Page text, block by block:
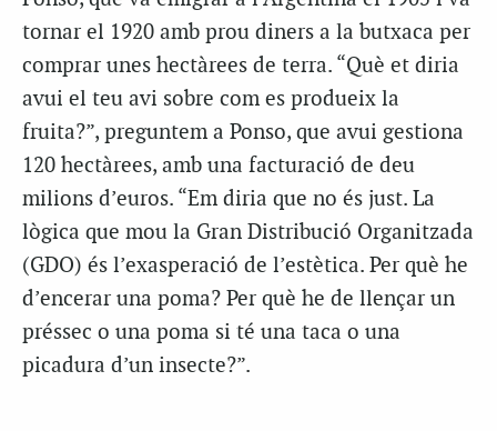
tornar el 1920 amb prou diners a la butxaca per
comprar unes hectàrees de terra. “Què et diria
avui el teu avi sobre com es produeix la
fruita?”, preguntem a Ponso, que avui gestiona
120 hectàrees, amb una facturació de deu
milions d’euros. “Em diria que no és just. La
lògica que mou la Gran Distribució Organitzada
(GDO) és l’exasperació de l’estètica. Per què he
d’encerar una poma? Per què he de llençar un
préssec o una poma si té una taca o una
picadura d’un insecte?”.